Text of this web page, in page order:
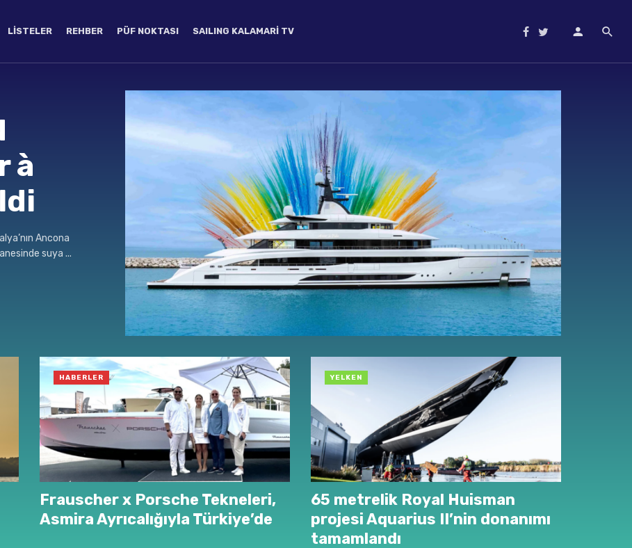
LISTELER REHBER PÜF NOKTASI SAILING KALAMARI TV
à
Ancona
suya ...
Frauscher x Porsche Tekneleri,
Asmira Ayrıcalığıyla Türkiye’de
HABERLER
65 metrelik Royal Huisman
projesi Aquarius II’nin donanımı
tamamlandı
YELKEN